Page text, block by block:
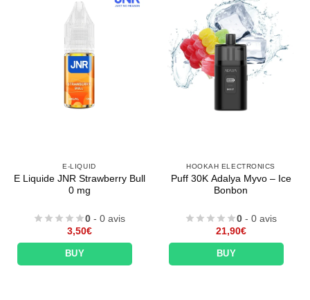
E-LIQUID
E Liquide JNR Strawberry Bull
0 mg
0 - 0 avis
3,50€
BUY
HOOKAH ELECTRONICS
Puff 30K Adalya Myvo – Ice
Bonbon
0 - 0 avis
21,90€
BUY